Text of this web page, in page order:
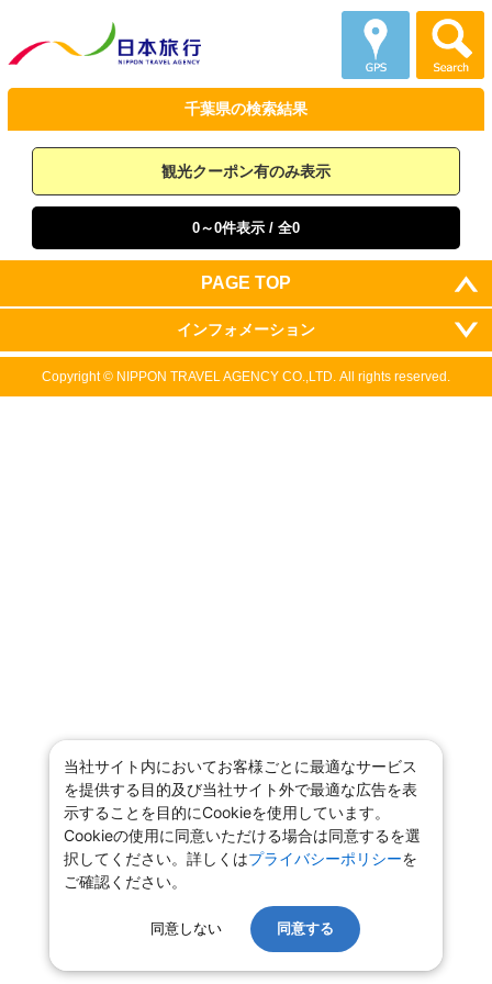
千葉県の検索結果
観光クーポン有のみ表示
0～0件表示 / 全0
PAGE TOP
インフォメーション
Copyright © NIPPON TRAVEL AGENCY CO.,LTD. All rights reserved.
当社サイト内においてお客様ごとに最適なサービス
を提供する目的及び当社サイト外で最適な広告を表
示することを目的にCookieを使用しています。
Cookieの使用に同意いただける場合は同意するを選
択してください。詳しくはプライバシーポリシーを
ご確認ください。
同意しない 同意する